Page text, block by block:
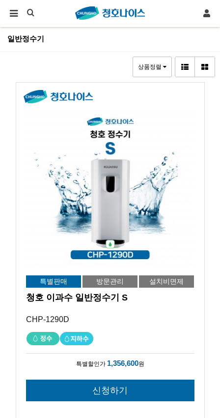
일반정수기
상품정렬
특별판매 방문관리 설치비면제
청호 이과수 일반정수기 S
CHP-1290D
특별할인가 1,356,600원